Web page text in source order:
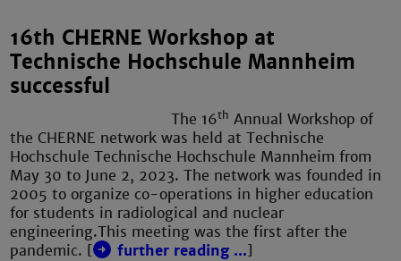
16th CHERNE Workshop at
Technische Hochschule Mannheim
successful
The 16th Annual Workshop of
the CHERNE network was held at Technische
Hochschule Technische Hochschule Mannheim from
May 30 to June 2, 2023. The network was founded in
2005 to organize co-operations in higher education
for students in radiological and nuclear
engineering.This meeting was the first after the
pandemic. [
further reading ...]